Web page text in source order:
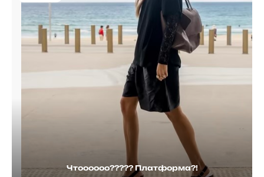
Чтоооооо????? Платформа?!